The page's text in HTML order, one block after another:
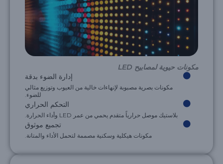
مكونات حيوية لمصابيح LED
إدارة الضوء بدقة
مكونات بصرية مصبوبة لإنهاءات خالية من العيوب وتوزيع مثالي
للضوء.
التحكم الحراري
بلاستيك موصل حرارياً متقدم يحمي من عمر LED وأداء الحرارة.
تجميع موثوق
مكونات هيكلية وسكنية مصممة لتحمل الأداء والمتانة.